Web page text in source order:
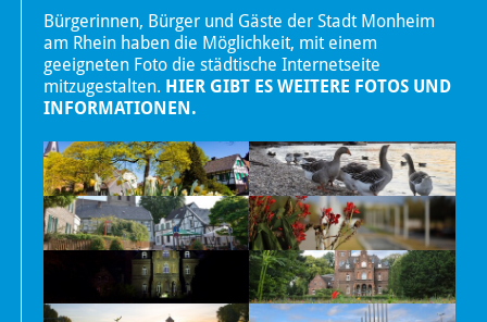
Bürgerinnen, Bürger und Gäste der Stadt Monheim
am Rhein haben die Möglichkeit, mit einem
geeigneten Foto die städtische Internetseite
mitzugestalten. HIER GIBT ES WEITERE FOTOS UND
INFORMATIONEN.